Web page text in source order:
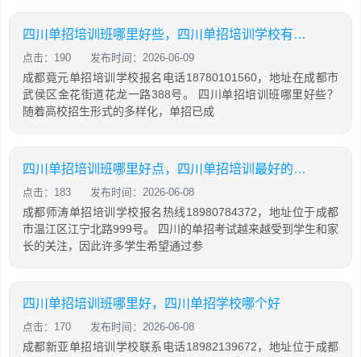
四川单招培训班哪里好些，四川单招培训学校有哪些
点击：190 发布时间：2026-06-09
成都竟元单招培训学校报名电话18780101560，地址在成都市
武侯区金花街道花龙一路388号。 四川单招培训班哪里好些？
随着高校招生形式的多样化，单招已成
四川单招培训班哪里好点，四川单招培训最好的学校
点击：183 发布时间：2026-06-08
成都师涛单招培训学校报名热线18980784372，地址位于成都
市温江区江宁北路999号。 四川的单招考试越来越受到学生和家
长的关注，因此许多学生希望通过参
四川单招培训班哪里好，四川单招学校哪个好
点击：170 发布时间：2026-06-08
成都新亚单招培训学校联系电话18982139672，地址位于成都